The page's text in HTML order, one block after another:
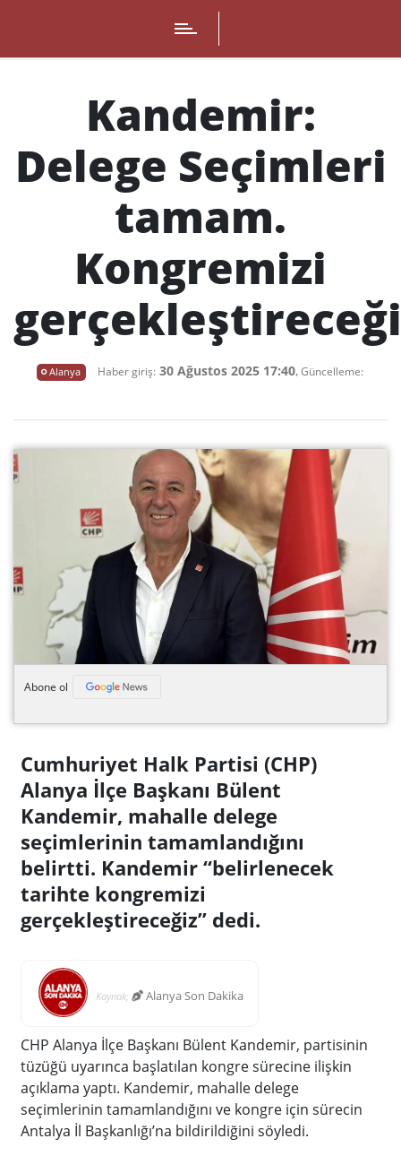
Kandemir:
Delege Seçimleri
tamam.
Kongremizi
Alanya Haber giriş:30 Ağustos 2025 17:40,Güncelleme:
Abone ol
Cumhuriyet Halk Partisi (CHP)
Alanya İlçe Başkanı Bülent
Kandemir, mahalle delege
seçimlerinin tamamlandığını
belirtti. Kandemir “belirlenecek
tarihte kongremizi
gerçekleştireceğiz” dedi.
Kaynak; Alanya Son Dakika
CHP Alanya İlçe Başkanı Bülent Kandemir, partisinin
tüzüğü uyarınca başlatılan kongre sürecine ilişkin
açıklama yaptı. Kandemir, mahalle delege
seçimlerinin tamamlandığını ve kongre için sürecin
Antalya İl Başkanlığı’na bildirildiğini söyledi.